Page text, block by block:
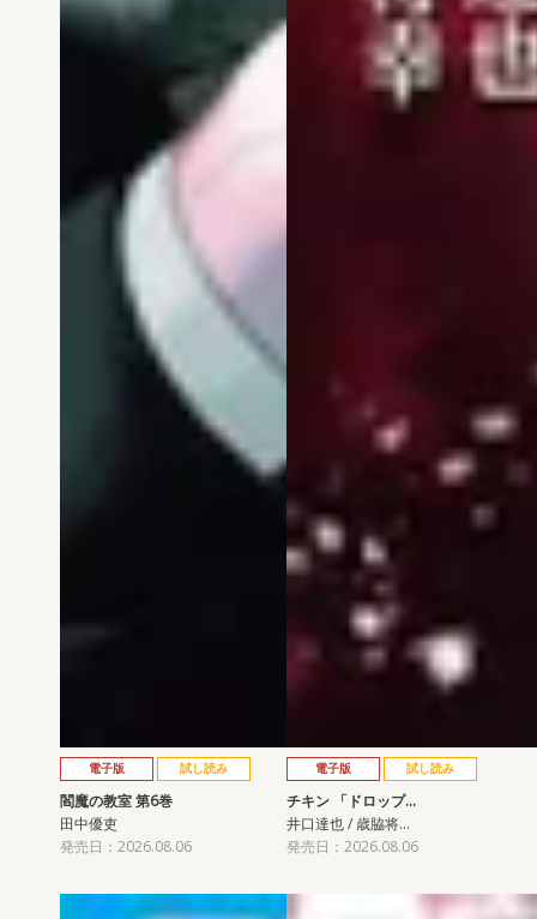
電子版 試し読み
閻魔の教室 第6巻
田中優吏
発売日：2026.08.06
電子版 試し読み
チキン 「ドロップ…
井口達也 / 歳脇将…
発売日：2026.08.06